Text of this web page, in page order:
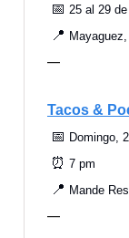
📅 25 al 29
📍
—
Tacos &
📅 Domingo,
⏰ 7 pm
📍 Mande
—